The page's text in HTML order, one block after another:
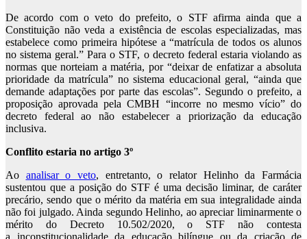
De acordo com o veto do prefeito, o STF afirma ainda que a
Constituição não veda a existência de escolas especializadas, mas
estabelece como primeira hipótese a “matrícula de todos os alunos
no sistema geral.” Para o STF, o decreto federal estaria violando as
normas que norteiam a matéria, por “deixar de enfatizar a absoluta
prioridade da matrícula” no sistema educacional geral, “ainda que
demande adaptações por parte das escolas”. Segundo o prefeito, a
proposição aprovada pela CMBH “incorre no mesmo vício” do
decreto federal ao não estabelecer a priorização da educação
inclusiva.
Conflito estaria no artigo 3º
Ao analisar o veto, entretanto, o relator Helinho da Farmácia
sustentou que a posição do STF é uma decisão liminar, de caráter
precário, sendo que o mérito da matéria em sua integralidade ainda
não foi julgado. Ainda segundo Helinho, ao apreciar liminarmente o
mérito do Decreto 10.502/2020, o STF não contesta